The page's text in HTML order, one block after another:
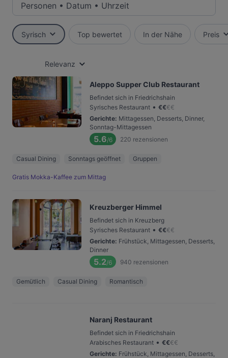
Personen • Datum • Uhrzeit
Syrisch Top bewertet In der Nähe Preis
Relevanz
Aleppo Supper Club Restaurant
Befindet sich in Friedrichshain
Syrisches Restaurant • €€€€
Gerichte: Mittagessen, Desserts, Dinner,
Sonntag-Mittagessen
5.6/6 220 rezensionen
Casual Dining Sonntags geöffnet Gruppen
Gratis Mokka-Kaffee zum Mittag
Kreuzberger Himmel
Befindet sich in Kreuzberg
Syrisches Restaurant • €€€€
Gerichte: Frühstück, Mittagessen, Desserts,
Dinner
5.2/6 940 rezensionen
Gemütlich Casual Dining Romantisch
Naranj Restaurant
Befindet sich in Friedrichshain
Arabisches Restaurant • €€€€
Gerichte: Frühstück, Mittagessen, Desserts,